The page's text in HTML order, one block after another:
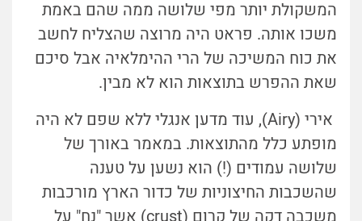
המשקולת יותר מפי שלושה ממה שהם באמת
משכו אותה. פראט היה מרוצה שהצליח לחשב
את כוח המשיכה של הרי ההימלאיה אבל סיכם
שאת ההפרש בתוצאות הוא לא מבין.
אירי (Airy), עוד מדען אנגלי ללא שפם לא היה
מופתע כלל מהתוצאות. במאמר באורך של
שלושה עמודים (!) הוא נשען על טענה
שהשכבות החיצוניות של כדור הארץ מורכבות